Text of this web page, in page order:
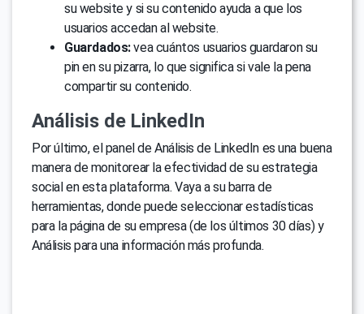
su website y si su contenido ayuda a que los
usuarios accedan al website.
Guardados:vea cuántos usuarios guardaron su
pin en su pizarra, lo que significa si vale la pena
compartir su contenido.
Análisis de LinkedIn
Por último, el panel de Análisis de LinkedIn es una buena
manera de monitorear la efectividad de su estrategia
social en esta plataforma. Vaya a su barra de
herramientas, donde puede seleccionar estadísticas
para la página de su empresa (de los últimos 30 días) y
Análisis para una información más profunda.